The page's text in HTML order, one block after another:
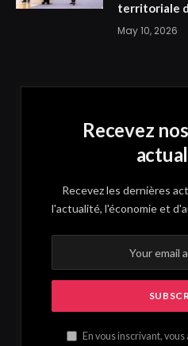
territoriale
May 10, 2026
Recevez
Recevez les dernières
l'actualité, l'économie et
En vous inscrivant,